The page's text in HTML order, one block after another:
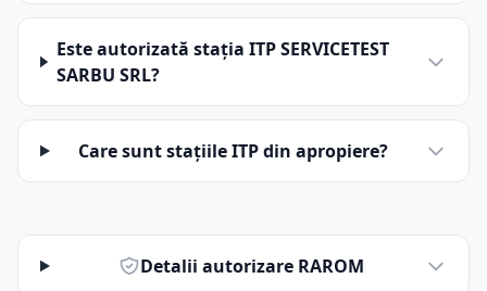
Este autorizată stația ITP SERVICETEST
SARBU SRL?
Care sunt stațiile ITP din apropiere?
Detalii autorizare RAROM